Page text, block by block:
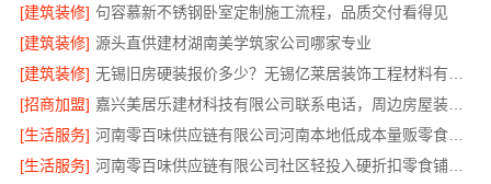
[建筑装修] 句容慕新不锈钢卧室定制施工流程，品质交付看得见
[建筑装修] 源头直供建材湖南美学筑家公司哪家专业
[建筑装修]
[招商加盟]
嘉兴美居乐建材科技有限公司联系电话，周边房屋装修服务
[生活服务]
河南零百味供应链有限公司河南本地低成本量贩零食全域盈利
[生活服务]
河南零百味供应链有限公司社区轻投入硬折扣零食铺低风险经营